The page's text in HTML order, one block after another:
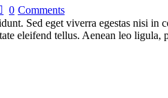
0 Comments
Sed eget viverra egestas nisi
eleifend tellus. Aenean leo